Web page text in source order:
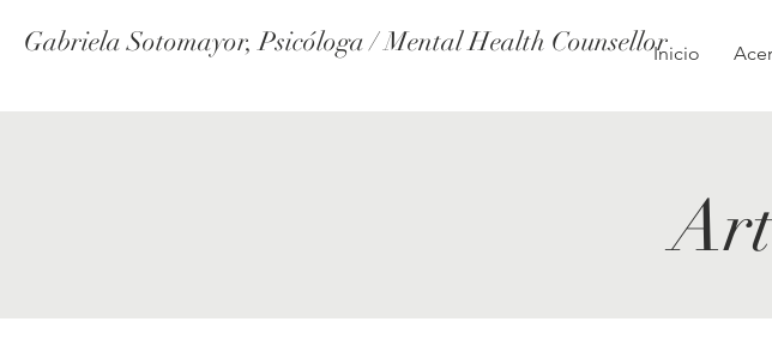
Gabriela Sotomayor, Psicóloga / Mental Health CounsellorInicio